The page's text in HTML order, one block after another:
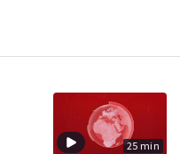
25 min